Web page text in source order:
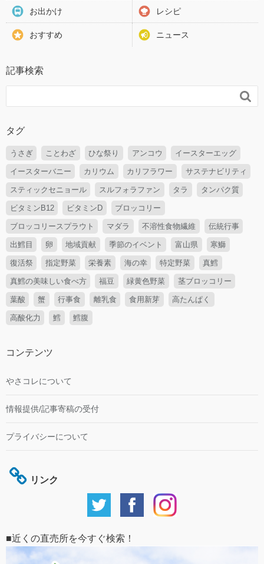
お出かけ レシピ
おすすめ ニュース
記事検索

タグ
うさぎ ことわざ ひな祭り アンコウ イースターエッグ
イースターバニー カリウム カリフラワー サステナビリティ
スティックセニョール スルフォラファン タラ タンパク質
ビタミンB12 ビタミンD ブロッコリー
ブロッコリースプラウト マダラ 不溶性食物繊維 伝統行事
出鱈目 卵 地域貢献 季節のイベント 富山県 寒鰤
復活祭 指定野菜 栄養素 海の幸 特定野菜 真鱈
真鱈の美味しい食べ方 福豆 緑黄色野菜 茎ブロッコリー
葉酸 蟹 行事食 離乳食 食用新芽 高たんぱく
高酸化力 鱈 鱈腹
コンテンツ
やさコレについて
情報提供/記事寄稿の受付
プライバシーについて
リンク
■近くの直売所を今すぐ検索！